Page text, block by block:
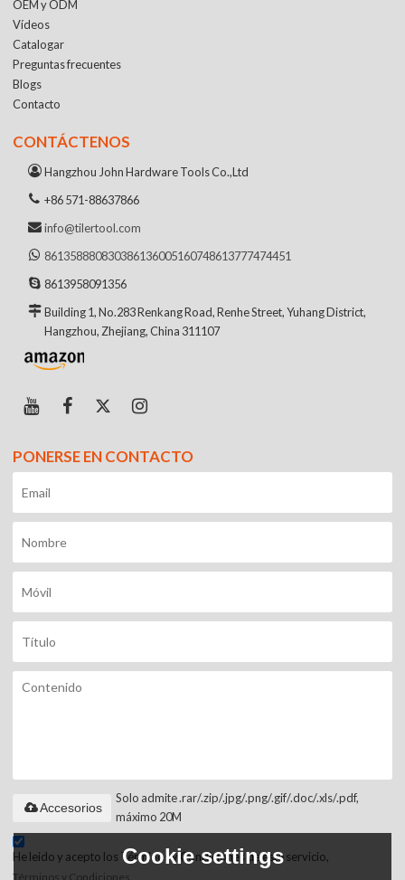
OEM y ODM
Vídeos
Catalogar
Preguntas frecuentes
Blogs
Contacto
CONTÁCTENOS
Hangzhou John Hardware Tools Co.,Ltd
+86 571-88637866
info@tilertool.com
861358880830386136005160748613777474451
8613958091356
Building 1, No.283 Renkang Road, Renhe Street, Yuhang District,
Hangzhou, Zhejiang, China 311107
PONERSE EN CONTACTO
Solo admite .rar/.zip/.jpg/.png/.gif/.doc/.xls/.pdf,
máximo 20M
Accesorios
He leido y acepto los Términos y Condiciones de este servicio,
Términos y Condiciones
Cookie settings